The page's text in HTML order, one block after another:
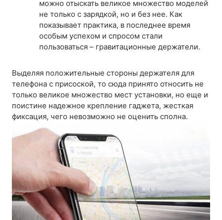
можно отыскать великое множество моделей
не только с зарядкой, но и без нее. Как
показывает практика, в последнее время
особым успехом и спросом стали
пользоваться – гравитационные держатели.
Выделяя положительные стороны держателя для
телефона с присоской, то сюда принято относить не
только великое множество мест установки, но еще и
поистине надежное крепление гаджета, жесткая
фиксация, чего невозможно не оценить сполна.